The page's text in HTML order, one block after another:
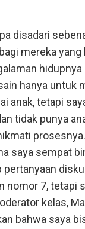
disadari
mereka
hidupnya
hanya untuk
anak, tetapi
tidak punya
saya sempat
pertanyaan
nomor 7, tetapi
kelas,
bahwa saya